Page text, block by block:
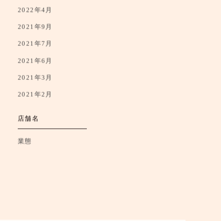
2022年5月
2022年4月
2021年9月
2021年7月
2021年6月
2021年3月
2021年2月
店舗名